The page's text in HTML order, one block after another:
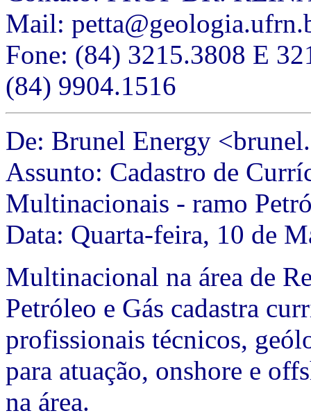
Mail:
Fone: (84) 3215.3808 E
(84) 9904.1516
De: Brunel Energy
Assunto: Cadastro de
Multinacionais - ramo
Data: Quarta-feira, 10 de
Multinacional na área de
Petróleo e Gás cadastra
profissionais técnicos,
para atuação, onshore e
na área.